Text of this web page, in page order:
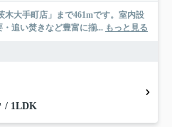
大手町店」まで461mです。室内設
追い焚きなど豊富に揃... もっと見る
/ 1LDK